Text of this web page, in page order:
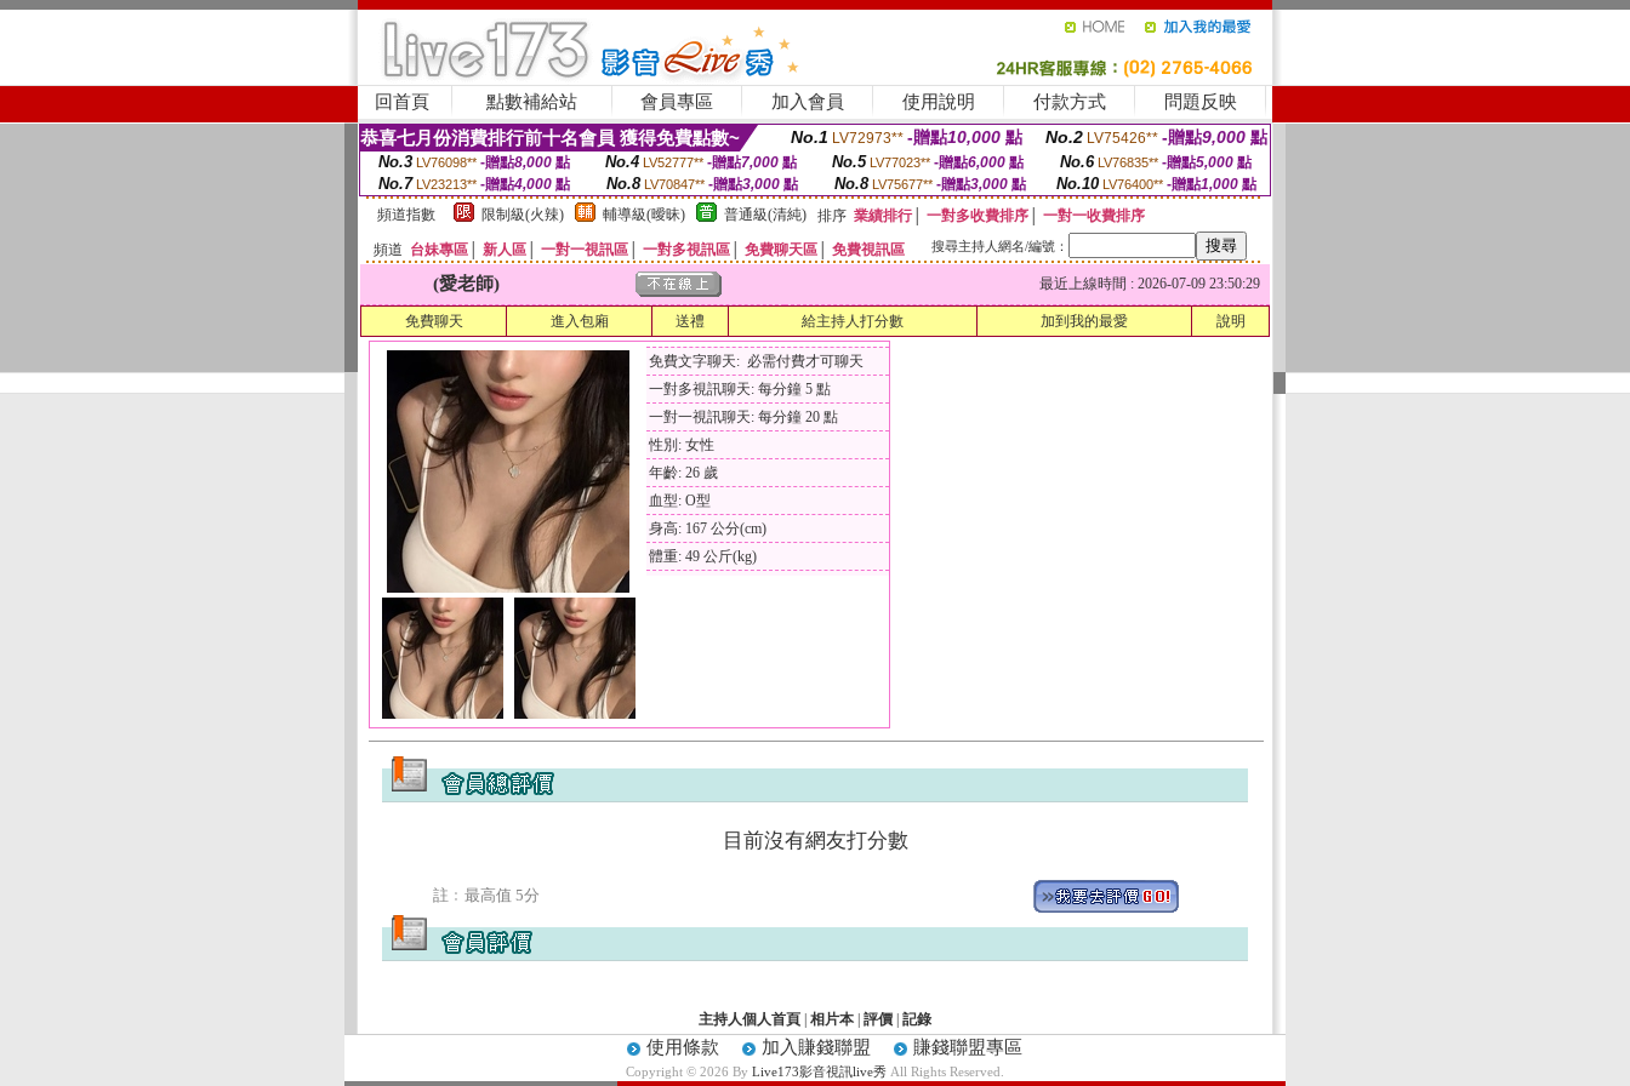
回首頁 點數補給站 會員專區 加入會員 使用說明 付款方式 問題反映
恭喜七月份消費排行前十名會員 獲得免費點數~ No.1 LV72973** -贈點10,000 點 No.2 LV75426** -贈點9,000 點
No.3 LV76098** -贈點8,000點 No.4 LV52777** -贈點7,000點 No.5 LV77023** -贈點6,000點 No.6 LV76835** -贈點5,000點
No.7 LV23213** -贈點4,000 點 No.8 LV70847** -贈點3,000 點 No.8 LV75677** -贈點3,000點 No.10 LV76400** -贈點1,000 點
頻道指數
限制級(火辣) 輔導級(曖昧) 普通級(清純) 排序 業績排行│ 一對多收費排序
一對一收費排序
頻道 台妹專區 新人區 一對一視訊區 一對多視訊區 免費聊天區 免費視訊區 搜尋主持人網名/編號：
(愛老師) 最近上線時間 : 2026-07-09 23:50:29
免費聊天 進入包廂 送禮 給主持人打分數 加到我的最愛 說明
免費文字聊天: 必需付費才可聊天
一對多視訊聊天: 每分鐘 5 點
一對一視訊聊天: 每分鐘 20 點
性別: 女性
年齡: 26 歲
血型: O型
身高: 167 公分(cm)
體重: 49 公斤(kg)
目前沒有網友打分數
註﹕最高值 5分
主持人個人首頁 相片本 評價 記錄
使用條款 加入賺錢聯盟 賺錢聯盟專區
Copyright © 2026 By Live173影音視訊live秀 All Rights Reserved.